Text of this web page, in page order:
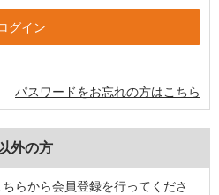
パスワードをお忘れの方はこちら
外の方
らから会員登録を行ってくださ